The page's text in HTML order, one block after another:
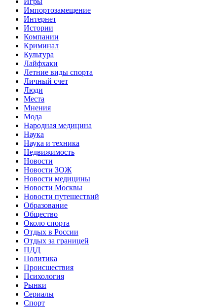
Импортозамещение
Интернет
Истории
Компании
Криминал
Культура
Лайфхаки
Летние виды спорта
Личный счет
Люди
Места
Мнения
Мода
Народная медицина
Наука
Наука и техника
Недвижимость
Новости
Новости ЗОЖ
Новости медицины
Новости Москвы
Новости путешествий
Образование
Общество
Около спорта
Отдых в России
Отдых за границей
ПДД
Политика
Происшествия
Психология
Рынки
Сериалы
Спорт